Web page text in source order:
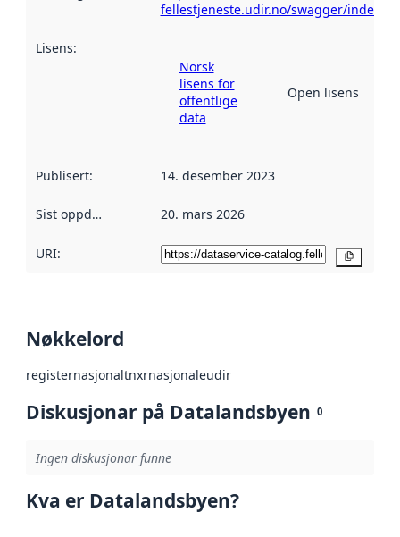
fellestjeneste.udir.no/swagger/
Lisens:
Norsk
lisens for
offentlige
data
Open lisens
Publisert: 14. desember 2023
Sist oppdatert 20. mars 2026
URI:
Nøkkelord
registernasjonaltnxrnasjonaleudir
Diskusjonar på Datalandsbyen 0
Ingen diskusjonar funne
Kva er Datalandsbyen?